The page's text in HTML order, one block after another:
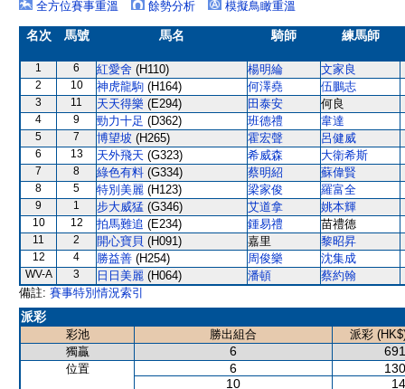
全方位賽事重溫
餘勢分析 模擬鳥瞰重溫
名次 馬號 馬名 騎師 練馬師
1 6 紅愛舍 (H110) 楊明綸 文家良
2 10 神虎龍駒 (H164) 何澤堯 伍鵬志
3 11 天天得樂 (E294) 田泰安 何良
4 9 勁力十足 (D362) 班德禮 韋達
5 7 博望坡 (H265) 霍宏聲 呂健威
6 13 天外飛天 (G323) 希威森 大衛希斯
7 8 綠色有料 (G334) 蔡明紹 蘇偉賢
8 5 特別美麗 (H123) 梁家俊 羅富全
9 1 步大威猛 (G346) 艾道拿 姚本輝
10 12 拍馬難追 (E234) 鍾易禮 苗禮德
11 2 開心寶貝 (H091) 嘉里 黎昭昇
12 4 勝益善 (H254) 周俊樂 沈集成
WV-A 3 日日美麗 (H064) 潘頓
蔡約翰
備註: 賽事特別情況索引
派彩
彩池 勝出組合
派彩
獨贏
6
位置 6
10